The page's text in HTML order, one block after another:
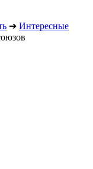
➔ Интересные